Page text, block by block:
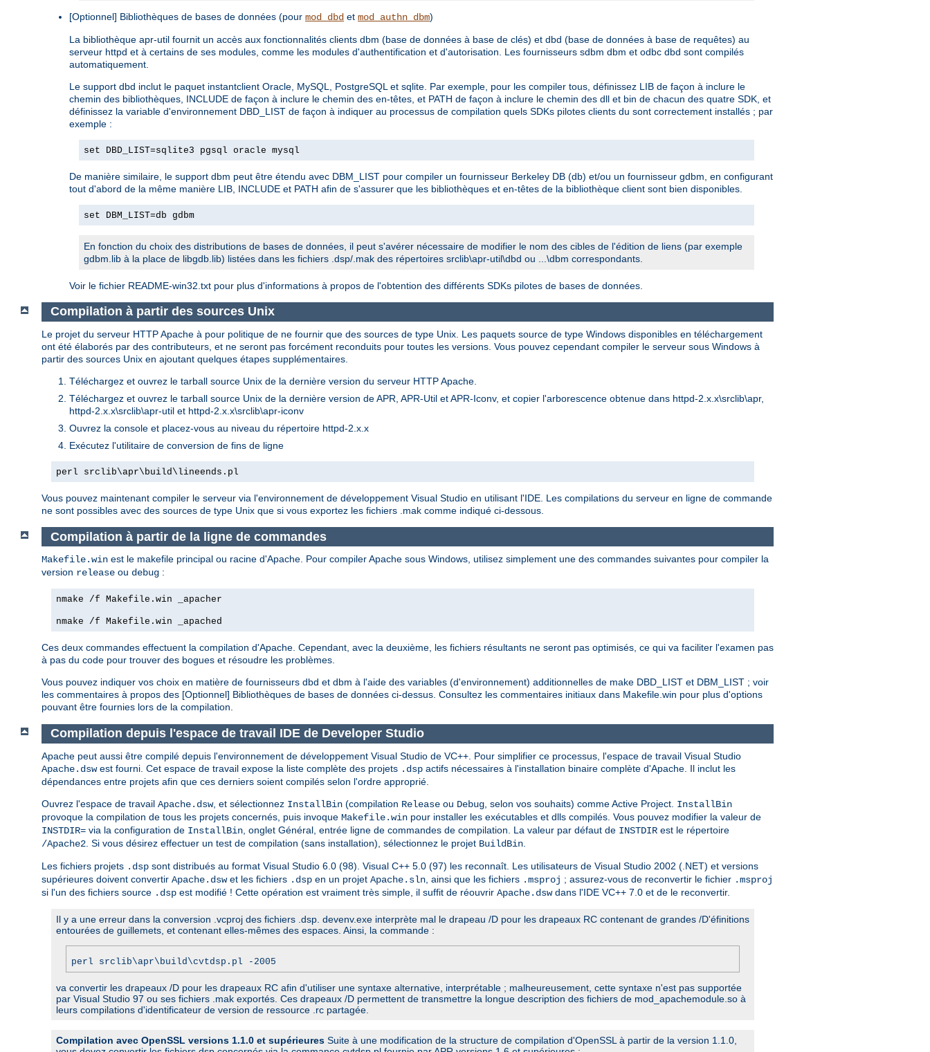
[Optionnel] Bibliothèques de bases de données (pour mod_dbd et mod_authn_dbm)
La bibliothèque apr-util fournit un accès aux fonctionnalités clients dbm (base de données à base de clés) et dbd (base de données à base de requêtes) au
serveur httpd et à certains de ses modules, comme les modules d'authentification et d'autorisation. Les fournisseurs sdbm dbm et odbc dbd sont compilés
automatiquement.
Le support dbd inclut le paquet instantclient Oracle, MySQL, PostgreSQL et sqlite. Par exemple, pour les compiler tous, définissez LIB de façon à inclure le
chemin des bibliothèques, INCLUDE de façon à inclure le chemin des en-têtes, et PATH de façon à inclure le chemin des dll et bin de chacun des quatre SDK, et
définissez la variable d'environnement DBD_LIST de façon à indiquer au processus de compilation quels SDKs pilotes clients du sont correctement installés ; par
exemple :
set DBD_LIST=sqlite3 pgsql oracle mysql
De manière similaire, le support dbm peut être étendu avec DBM_LIST pour compiler un fournisseur Berkeley DB (db) et/ou un fournisseur gdbm, en configurant
tout d'abord de la même manière LIB, INCLUDE et PATH afin de s'assurer que les bibliothèques et en-têtes de la bibliothèque client sont bien disponibles.
set DBM_LIST=db gdbm
En fonction du choix des distributions de bases de données, il peut s'avérer nécessaire de modifier le nom des cibles de l'édition de liens (par exemple
gdbm.lib à la place de libgdb.lib) listées dans les fichiers .dsp/.mak des répertoires srclib\apr-util\dbd ou ...\dbm correspondants.
Voir le fichier README-win32.txt pour plus d'informations à propos de l'obtention des différents SDKs pilotes de bases de données.
Compilation à partir des sources Unix
Le projet du serveur HTTP Apache à pour politique de ne fournir que des sources de type Unix. Les paquets source de type Windows disponibles en téléchargement
ont été élaborés par des contributeurs, et ne seront pas forcément reconduits pour toutes les versions. Vous pouvez cependant compiler le serveur sous Windows à
partir des sources Unix en ajoutant quelques étapes supplémentaires.
Téléchargez et ouvrez le tarball source Unix de la dernière version du serveur HTTP Apache.
Téléchargez et ouvrez le tarball source Unix de la dernière version de APR, APR-Util et APR-Iconv, et copier l'arborescence obtenue dans httpd-2.x.x\srclib\apr,
httpd-2.x.x\srclib\apr-util et httpd-2.x.x\srclib\apr-iconv
Ouvrez la console et placez-vous au niveau du répertoire httpd-2.x.x
Exécutez l'utilitaire de conversion de fins de ligne
perl srclib\apr\build\lineends.pl
Vous pouvez maintenant compiler le serveur via l'environnement de développement Visual Studio en utilisant l'IDE. Les compilations du serveur en ligne de commande
ne sont possibles avec des sources de type Unix que si vous exportez les fichiers .mak comme indiqué ci-dessous.
Compilation à partir de la ligne de commandes
Makefile.win est le makefile principal ou racine d'Apache. Pour compiler Apache sous Windows, utilisez simplement une des commandes suivantes pour compiler la
version release ou debug :
nmake /f Makefile.win _apacher
nmake /f Makefile.win _apached
Ces deux commandes effectuent la compilation d'Apache. Cependant, avec la deuxième, les fichiers résultants ne seront pas optimisés, ce qui va faciliter l'examen pas
à pas du code pour trouver des bogues et résoudre les problèmes.
Vous pouvez indiquer vos choix en matière de fournisseurs dbd et dbm à l'aide des variables (d'environnement) additionnelles de make DBD_LIST et DBM_LIST ; voir
les commentaires à propos des [Optionnel] Bibliothèques de bases de données ci-dessus. Consultez les commentaires initiaux dans Makefile.win pour plus d'options
pouvant être fournies lors de la compilation.
Compilation depuis l'espace de travail IDE de Developer Studio
Apache peut aussi être compilé depuis l'environnement de développement Visual Studio de VC++. Pour simplifier ce processus, l'espace de travail Visual Studio
Apache.dswest fourni. Cet espace de travail expose la liste complète des projets .dsp actifs nécessaires à l'installation binaire complète d'Apache. Il inclut les
dépendances entre projets afin que ces derniers soient compilés selon l'ordre approprié.
Ouvrez l'espace de travail Apache.dsw, et sélectionnez InstallBin (compilation Release ou Debug , selon vos souhaits) comme Active Project. InstallBin
provoque la compilation de tous les projets concernés, puis invoque Makefile.win pour installer les exécutables et dlls compilés. Vous pouvez modifier la valeur de
INSTDIR= via la configuration de InstallBin , onglet Général, entrée ligne de commandes de compilation. La valeur par défaut de INSTDIR est le répertoire
/Apache2 . Si vous désirez effectuer un test de compilation (sans installation), sélectionnez le projet BuildBin
Les fichiers projets .dsp sont distribués au format Visual Studio 6.0 (98). Visual C++ 5.0 (97) les reconnaît. Les utilisateurs de Visual Studio 2002 (.NET) et versions
supérieures doivent convertir Apache.dswet les fichiers .dsp en un projet Apache.sln , ainsi que les fichiers .msproj ; assurez-vous de reconvertir le fichier .msproj
si l'un des fichiers source .dsp est modifié ! Cette opération est vraiment très simple, il suffit de réouvrir Apache.dswdans l'IDE VC++ 7.0 et de le reconvertir.
Il y a une erreur dans la conversion .vcproj des fichiers .dsp. devenv.exe interprète mal le drapeau /D pour les drapeaux RC contenant de grandes /D'éfinitions
entourées de guillemets, et contenant elles-mêmes des espaces. Ainsi, la commande :
perl srclib\apr\build\cvtdsp.pl -2005
va convertir les drapeaux /D pour les drapeaux RC afin d'utiliser une syntaxe alternative, interprétable ; malheureusement, cette syntaxe n'est pas supportée
par Visual Studio 97 ou ses fichiers .mak exportés. Ces drapeaux /D permettent de transmettre la longue description des fichiers de mod_apachemodule.so à
leurs compilations d'identificateur de version de ressource .rc partagée.
Compilation avec OpenSSL versions 1.1.0 et supérieures Suite à une modification de la structure de compilation d'OpenSSL à partir de la version 1.1.0,